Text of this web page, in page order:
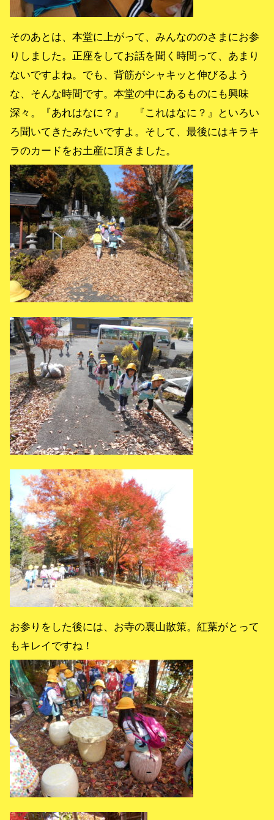
そのあとは、本堂に上がって、みんなののさまにお参
りしました。正座をしてお話を聞く時間って、あまり
ないですよね。でも、背筋がシャキッと伸びるよう
な、そんな時間です。本堂の中にあるものにも興味
深々。『あれはなに？』 『これはなに？』といろい
ろ聞いてきたみたいですよ。そして、最後にはキラキ
ラのカードをお土産に頂きました。
お参りをした後には、お寺の裏山散策。紅葉がとって
もキレイですね！